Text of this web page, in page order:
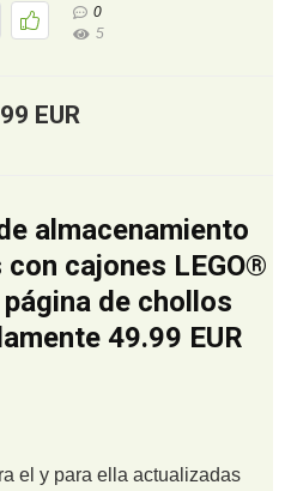
0
5
EUR
almacenamiento
cajones LEGO®
página de chollos
49.99 EUR
el y para ella actualizadas